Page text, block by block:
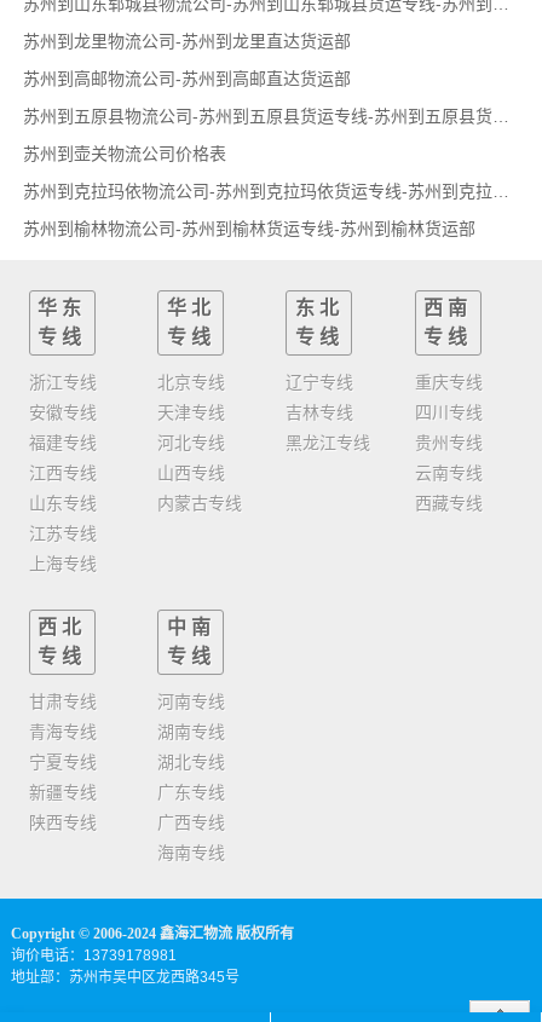
苏州到龙里物流公司-苏州到龙里直达货运部
苏州到高邮物流公司-苏州到高邮直达货运部
苏州到五原县物流公司-苏州到五原县货运专线-苏州到五原县货运部
苏州到壶关物流公司价格表
苏州到榆林物流公司-苏州到榆林货运专线-苏州到榆林货运部
华东
专线
浙江专线
安徽专线
福建专线
江西专线
山东专线
江苏专线
上海专线
华北
专线
北京专线
天津专线
河北专线
山西专线
内蒙古专线
东北
专线
辽宁专线
吉林专线
黑龙江专线
西南
专线
重庆专线
四川专线
贵州专线
云南专线
西藏专线
西北
专线
甘肃专线
青海专线
宁夏专线
新疆专线
陕西专线
中南
专线
河南专线
湖南专线
湖北专线
广东专线
广西专线
海南专线
Copyright © 2006-2024 鑫海汇物流 版权所有
询价电话：13739178981
地址部：苏州市吴中区龙西路345号